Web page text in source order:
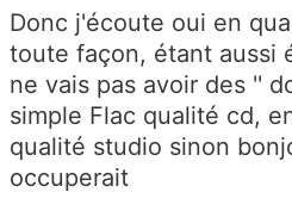
Donc j'écoute oui en
toute façon, étant aussi
ne vais pas avoir des ''
simple Flac qualité cd,
qualité studio sinon
occuperait